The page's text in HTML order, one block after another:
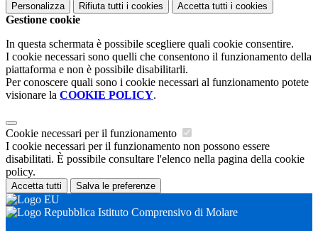
Personalizza Rifiuta tutti i cookies Accetta tutti i cookies
Gestione cookie
In questa schermata è possibile scegliere quali cookie consentire.
I cookie necessari sono quelli che consentono il funzionamento della
piattaforma e non è possibile disabilitarli.
Per conoscere quali sono i cookie necessari al funzionamento potete
visionare la COOKIE POLICY.
Cookie necessari per il funzionamento
I cookie necessari per il funzionamento non possono essere
disabilitati. È possibile consultare l'elenco nella pagina della cookie
policy.
Accetta tutti Salva le preferenze
Istituto Comprensivo di Molare